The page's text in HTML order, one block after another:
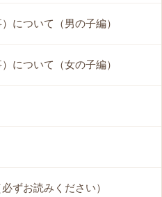
について（男の子編）
について（女の子編）
ずお読みください）